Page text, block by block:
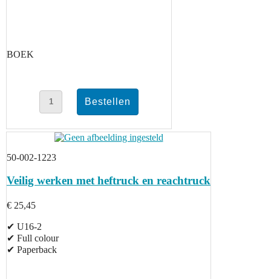
BOEK
50-002-1223
Veilig werken met heftruck en reachtruck
€ 25,45
✔ U16-2
✔ Full colour
✔ Paperback